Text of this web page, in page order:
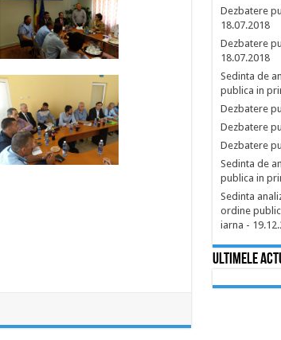
Dezbatere
18.07.2018
Dezbatere
18.07.2018
Sedinta de
publica in
Dezbatere
Dezbatere
Dezbatere
Sedinta de
publica in
Sedinta
ordine
iarna -
Ultimele